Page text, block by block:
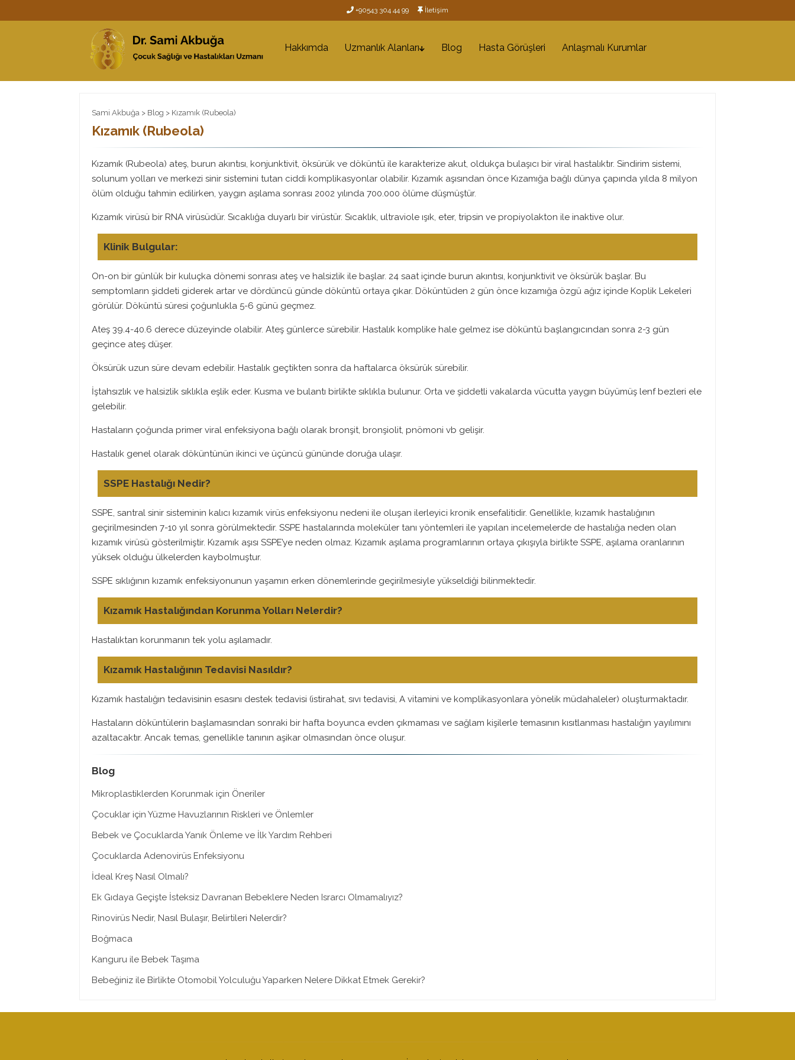
+90543 304 44 99 İletişim
Hakkımda Uzmanlık Alanları Blog Hasta Görüşleri Anlaşmalı Kurumlar
Sami Akbuğa > Blog > Kızamık (Rubeola)
Kızamık (Rubeola)
Kızamık (Rubeola) ateş, burun akıntısı, konjunktivit, öksürük ve döküntü ile karakterize akut, oldukça bulaşıcı bir viral hastalıktır. Sindirim sistemi,
solunum yolları ve merkezi sinir sistemini tutan ciddi komplikasyonlar olabilir. Kızamık aşısından önce Kızamığa bağlı dünya çapında yılda 8 milyon
ölüm olduğu tahmin edilirken, yaygın aşılama sonrası 2002 yılında 700.000 ölüme düşmüştür.
Kızamık virüsü bir RNA virüsüdür. Sıcaklığa duyarlı bir virüstür. Sıcaklık, ultraviole ışık, eter, tripsin ve propiyolakton ile inaktive olur.
Klinik Bulgular:
On-on bir günlük bir kuluçka dönemi sonrası ateş ve halsizlik ile başlar. 24 saat içinde burun akıntısı, konjunktivit ve öksürük başlar. Bu
semptomların şiddeti giderek artar ve dördüncü günde döküntü ortaya çıkar. Döküntüden 2 gün önce kızamığa özgü ağız içinde Koplik Lekeleri
görülür. Döküntü süresi çoğunlukla 5-6 günü geçmez.
Ateş 39.4-40.6 derece düzeyinde olabilir. Ateş günlerce sürebilir. Hastalık komplike hale gelmez ise döküntü başlangıcından sonra 2-3 gün
geçince ateş düşer.
Öksürük uzun süre devam edebilir. Hastalık geçtikten sonra da haftalarca öksürük sürebilir.
İştahsızlık ve halsizlik sıklıkla eşlik eder. Kusma ve bulantı birlikte sıklıkla bulunur. Orta ve şiddetli vakalarda vücutta yaygın büyümüş lenf bezleri ele
gelebilir.
Hastaların çoğunda primer viral enfeksiyona bağlı olarak bronşit, bronşiolit, pnömoni vb gelişir.
Hastalık genel olarak döküntünün ikinci ve üçüncü gününde doruğa ulaşır.
SSPE Hastalığı Nedir?
SSPE, santral sinir sisteminin kalıcı kızamık virüs enfeksiyonu nedeni ile oluşan ilerleyici kronik ensefalitidir. Genellikle, kızamık hastalığının
geçirilmesinden 7-10 yıl sonra görülmektedir. SSPE hastalarında moleküler tanı yöntemleri ile yapılan incelemelerde de hastalığa neden olan
kızamık virüsü gösterilmiştir. Kızamık aşısı SSPE’ye neden olmaz. Kızamık aşılama programlarının ortaya çıkışıyla birlikte SSPE, aşılama oranlarının
yüksek olduğu ülkelerden kaybolmuştur.
SSPE sıklığının kızamık enfeksiyonunun yaşamın erken dönemlerinde geçirilmesiyle yükseldiği bilinmektedir.
Kızamık Hastalığından Korunma Yolları Nelerdir?
Hastalıktan korunmanın tek yolu aşılamadır.
Kızamık Hastalığının Tedavisi Nasıldır?
Kızamık hastalığın tedavisinin esasını destek tedavisi (istirahat, sıvı tedavisi, A vitamini ve komplikasyonlara yönelik müdahaleler) oluşturmaktadır.
Hastaların döküntülerin başlamasından sonraki bir hafta boyunca evden çıkmaması ve sağlam kişilerle temasının kısıtlanması hastalığın yayılımını
azaltacaktır. Ancak temas, genellikle tanının aşikar olmasından önce oluşur.
Blog
Mikroplastiklerden Korunmak için Öneriler
Çocuklar için Yüzme Havuzlarının Riskleri ve Önlemler
Bebek ve Çocuklarda Yanık Önleme ve İlk Yardım Rehberi
Çocuklarda Adenovirüs Enfeksiyonu
İdeal Kreş Nasıl Olmalı?
Ek Gıdaya Geçişte İsteksiz Davranan Bebeklere Neden Israrcı Olmamalıyız?
Rinovirüs Nedir, Nasıl Bulaşır, Belirtileri Nelerdir?
Boğmaca
Kanguru ile Bebek Taşıma
Bebeğiniz ile Birlikte Otomobil Yolculuğu Yaparken Nelere Dikkat Etmek Gerekir?